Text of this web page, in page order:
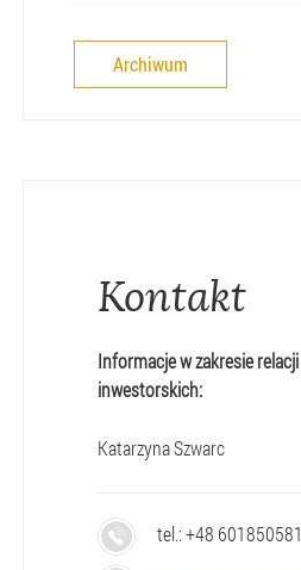
Archiwum
Kontakt
Informacje w zakresie relacji
inwestorskich:
Katarzyna Szwarc
tel.: +48 601850581